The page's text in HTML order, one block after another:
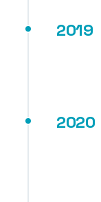
2019
2020